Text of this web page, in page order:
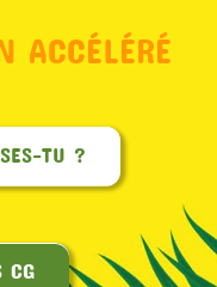
ACCÉLÉRÉ
TU ?
CG